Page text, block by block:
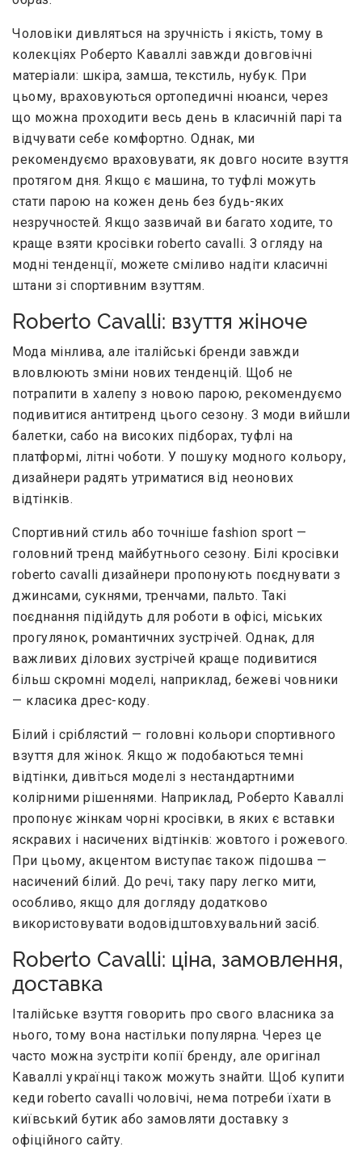
Чоловіки дивляться на зручність і якість, тому в
колекціях Роберто Каваллі завжди довговічні
матеріали: шкіра, замша, текстиль, нубук. При
цьому, враховуються ортопедичні нюанси, через
що можна проходити весь день в класичній парі та
відчувати себе комфортно. Однак, ми
рекомендуємо враховувати, як довго носите взуття
протягом дня. Якщо є машина, то туфлі можуть
стати парою на кожен день без будь-яких
незручностей. Якщо зазвичай ви багато ходите, то
краще взяти кросівки roberto cavalli. З огляду на
модні тенденції, можете сміливо надіти класичні
штани зі спортивним взуттям.
Roberto Cavalli: взуття жіноче
Мода мінлива, але італійські бренди завжди
вловлюють зміни нових тенденцій. Щоб не
потрапити в халепу з новою парою, рекомендуємо
подивитися антитренд цього сезону. З моди вийшли
балетки, сабо на високих підборах, туфлі на
платформі, літні чоботи. У пошуку модного кольору,
дизайнери радять утриматися від неонових
відтінків.
Спортивний стиль або точніше fashion sport —
головний тренд майбутнього сезону. Білі кросівки
roberto cavalli дизайнери пропонують поєднувати з
джинсами, сукнями, тренчами, пальто. Такі
поєднання підійдуть для роботи в офісі, міських
прогулянок, романтичних зустрічей. Однак, для
важливих ділових зустрічей краще подивитися
більш скромні моделі, наприклад, бежеві човники
— класика дрес-коду.
Білий і сріблястий — головні кольори спортивного
взуття для жінок. Якщо ж подобаються темні
відтінки, дивіться моделі з нестандартними
колірними рішеннями. Наприклад, Роберто Каваллі
пропонує жінкам чорні кросівки, в яких є вставки
яскравих і насичених відтінків: жовтого і рожевого.
При цьому, акцентом виступає також підошва —
насичений білий. До речі, таку пару легко мити,
особливо, якщо для догляду додатково
використовувати водовідштовхувальний засіб.
Roberto Cavalli: ціна, замовлення,
доставка
Італійське взуття говорить про свого власника за
нього, тому вона настільки популярна. Через це
часто можна зустріти копії бренду, але оригінал
Каваллі українці також можуть знайти. Щоб купити
кеди roberto cavalli чоловічі, нема потреби їхати в
київський бутик або замовляти доставку з
офіційного сайту.